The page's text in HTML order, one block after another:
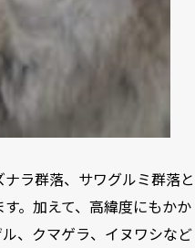
ラ群落、サワグルミ群落と
。加えて、高緯度にもかか
、クマゲラ、イヌワシなど